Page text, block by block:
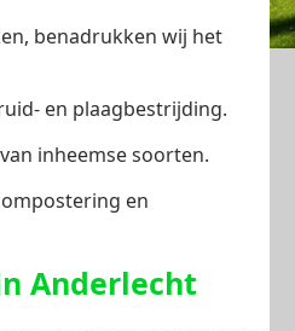
benadrukken wij het
en plaagbestrijding.
inheemse soorten.
en
Anderlecht